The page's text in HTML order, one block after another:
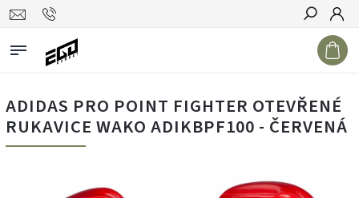
Hledat
ADIDAS PRO POINT FIGHTER OTEVŘENÉ
RUKAVICE WAKO ADIKBPF100 - ČERVENÁ